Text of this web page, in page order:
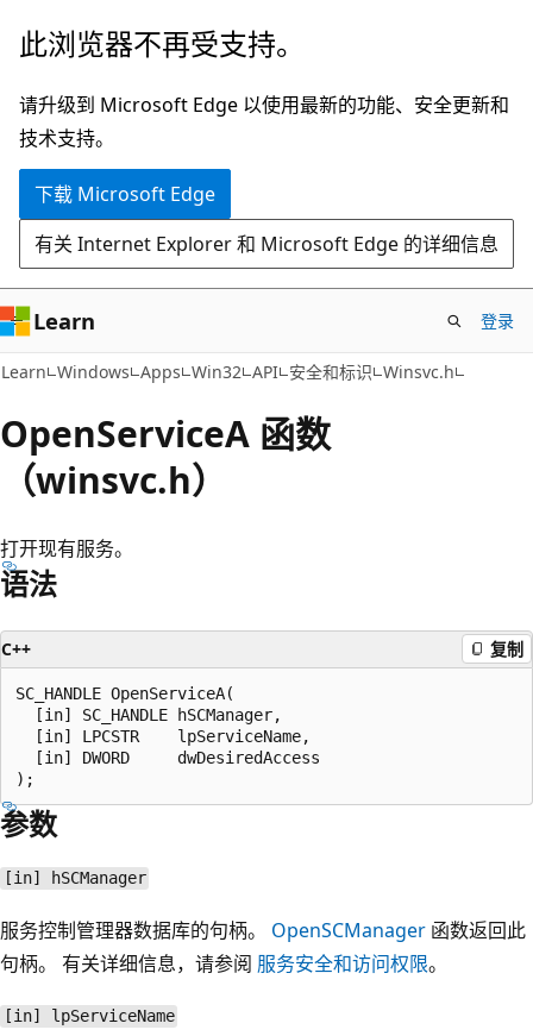
跳
主
要
内
此浏览器不再受支持。
请升级到 Microsoft Edge 以使用最新的功能、安全更新和
技术支持。
下载 Microsoft Edge
有关 Internet Explorer 和 Microsoft Edge 的详细信息
Learn 登录
Learn Windows Apps Win32 API 安全和标识 Winsvc.h
OpenServiceA 函数
（winsvc.h）
打开现有服务。
语法
C++ 复制
SC_HANDLE OpenServiceA(
  [in] SC_HANDLE hSCManager,
  [in] LPCSTR    lpServiceName,
  [in] DWORD     dwDesiredAccess
参数
[in] hSCManager
服务控制管理器数据库的句柄。 OpenSCManager 函数返回此
句柄。 有关详细信息，请参阅 服务安全和访问权限。
[in] lpServiceName